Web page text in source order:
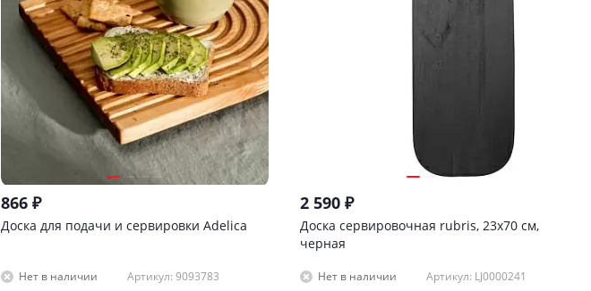
866₽
Доска для подачи и сервировки Adelica
Нет в наличии Артикул: 9093783
2 590 ₽
Доска сервировочная rubris, 23х70 см,
черная
Нет в наличии Артикул: LJ0000241